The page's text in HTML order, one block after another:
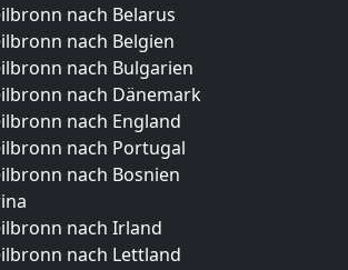
nach Belarus
nach Belgien
nach Bulgarien
nach Dänemark
nach England
nach Portugal
nach Bosnien
nach Irland
nach Lettland